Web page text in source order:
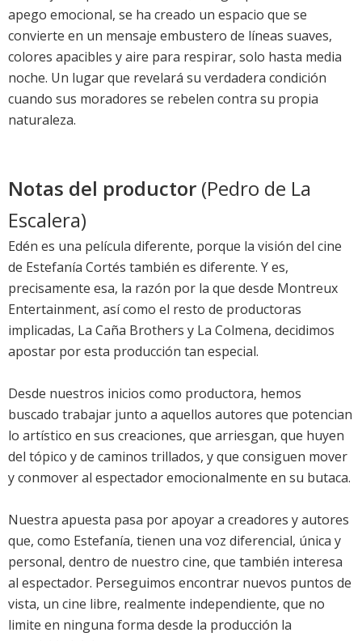
apego emocional, se ha creado un espacio que se
convierte en un mensaje embustero de líneas suaves,
colores apacibles y aire para respirar, solo hasta media
noche. Un lugar que revelará su verdadera condición
cuando sus moradores se rebelen contra su propia
naturaleza.
Notas del productor (Pedro de La
Escalera)
Edén es una película diferente, porque la visión del cine
de Estefanía Cortés también es diferente. Y es,
precisamente esa, la razón por la que desde Montreux
Entertainment, así como el resto de productoras
implicadas, La Caña Brothers y La Colmena, decidimos
apostar por esta producción tan especial.
Desde nuestros inicios como productora, hemos
buscado trabajar junto a aquellos autores que potencian
lo artístico en sus creaciones, que arriesgan, que huyen
del tópico y de caminos trillados, y que consiguen mover
y conmover al espectador emocionalmente en su butaca.
Nuestra apuesta pasa por apoyar a creadores y autores
que, como Estefanía, tienen una voz diferencial, única y
personal, dentro de nuestro cine, que también interesa
al espectador. Perseguimos encontrar nuevos puntos de
vista, un cine libre, realmente independiente, que no
limite en ninguna forma desde la producción la